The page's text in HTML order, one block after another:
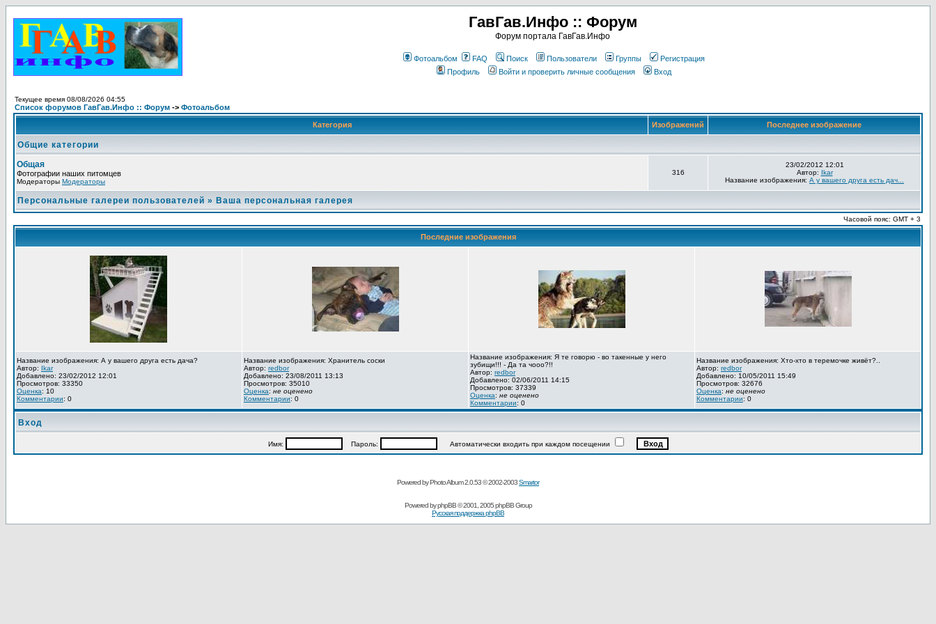
ГавГав.Инфо :: Форум
Форум портала ГавГав.Инфо
Фотоальбом FAQ Поиск Пользователи Группы
Регистрация
Профиль
Войти и проверить личные сообщения Вход
Текущее время 08/08/2026 04:55
Список форумов ГавГав.Инфо :: Форум -> Фотоальбом
Категория Изображений Последнее изображение
Общие категории
Общая
Фотографии наших питомцев
Модераторы Модераторы
316
23/02/2012 12:01
Автор: Ikar
Название изображения: А у вашего друга есть дач...
Персональные галереи пользователей » Ваша персональная галерея
Часовой пояс: GMT + 3
Последние изображения
Название изображения: А у вашего друга есть дача?
Автор: Ikar
Добавлено: 23/02/2012 12:01
Просмотров: 33350
Оценка: 10
Комментарии: 0
Название изображения: Хранитель соски
Автор: redbor
Добавлено: 23/08/2011 13:13
Просмотров: 35010
Оценка: не оценено
Комментарии: 0
Название изображения: Я те говорю - во такенные у него
зубищи!!! - Да та чооо?!!
Автор: redbor
Добавлено: 02/06/2011 14:15
Просмотров: 37339
Оценка: не оценено
Комментарии: 0
Название изображения: Хто-хто в теремочке живёт?..
Автор: redbor
Добавлено: 10/05/2011 15:49
Просмотров: 32676
Оценка: не оценено
Комментарии: 0
Вход
Имя: Пароль: Автоматически входить при каждом посещении
Powered by Photo Album 2.0.53 © 2002-2003Smartor
Powered byphpBB© 2001, 2005 phpBB Group
Русская поддержка phpBB